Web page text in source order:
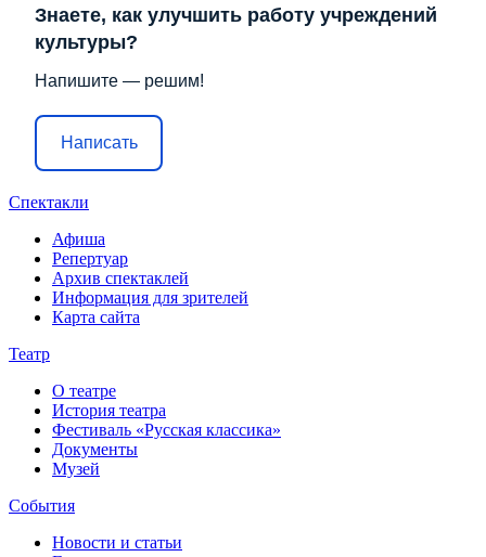
Знаете, как улучшить работу учреждений
культуры?
Напишите — решим!
Написать
Спектакли
Афиша
Репертуар
Архив спектаклей
Информация для зрителей
Карта сайта
Театр
О театре
История театра
Фестиваль «Русская классика»
Документы
Музей
События
Новости и статьи